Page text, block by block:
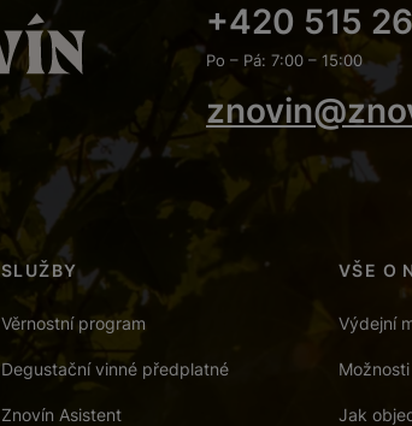
+420 515
Po – Pá: 7:00 – 15:00
SLUŽBY
Věrnostní program
Degustační vinné předplatné
Znovín Asistent
VŠE O
Výdejní
Jak